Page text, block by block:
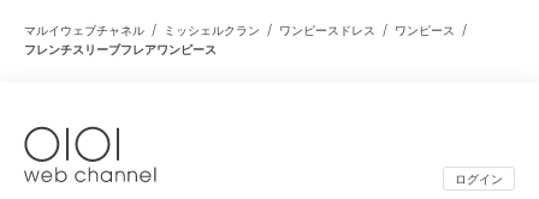
マルイウェブチャネル / ミッシェルクラン / ワンピースドレス / ワンピース /
フレンチスリーブフレアワンピース
ログイン